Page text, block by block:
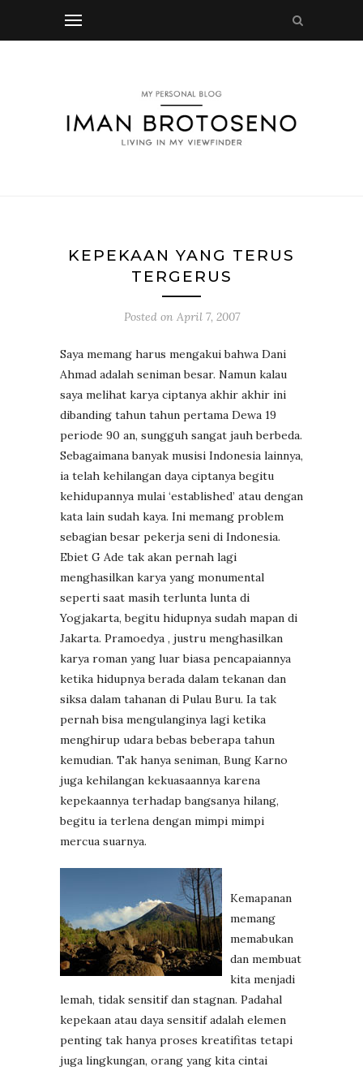
KEPEKAAN YANG TERUS
TERGERUS
Posted on April 7, 2007
Saya memang harus mengakui bahwa Dani
Ahmad adalah seniman besar. Namun kalau
saya melihat karya ciptanya akhir akhir ini
dibanding tahun tahun pertama Dewa 19
periode 90 an, sungguh sangat jauh berbeda.
Sebagaimana banyak musisi Indonesia lainnya,
ia telah kehilangan daya ciptanya begitu
kehidupannya mulai ‘established’ atau dengan
kata lain sudah kaya. Ini memang problem
sebagian besar pekerja seni di Indonesia.
Ebiet G Ade tak akan pernah lagi
menghasilkan karya yang monumental
seperti saat masih terlunta lunta di
Yogjakarta, begitu hidupnya sudah mapan di
Jakarta. Pramoedya , justru menghasilkan
karya roman yang luar biasa pencapaiannya
ketika hidupnya berada dalam tekanan dan
siksa dalam tahanan di Pulau Buru. Ia tak
pernah bisa mengulanginya lagi ketika
menghirup udara bebas beberapa tahun
kemudian. Tak hanya seniman, Bung Karno
juga kehilangan kekuasaannya karena
kepekaannya terhadap bangsanya hilang,
begitu ia terlena dengan mimpi mimpi
mercua suarnya.
Kemapanan
memang
memabukan
dan membuat
kita menjadi
lemah, tidak sensitif dan stagnan. Padahal
kepekaan atau daya sensitif adalah elemen
penting tak hanya proses kreatifitas tetapi
juga lingkungan, orang yang kita cintai